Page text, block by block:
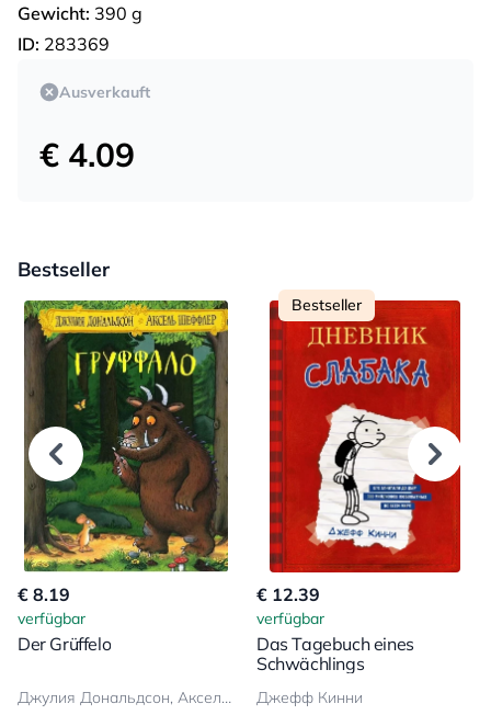
Gewicht: 390 g
ID: 283369
Ausverkauft
€ 4.09
Bestseller
€ 8.19
verfügbar
Der Grüffelo
Джулия Дональдсон, Аксель Шеффлер
Bestseller
€ 12.39
verfügbar
Das Tagebuch eines
Schwächlings
Джефф Кинни